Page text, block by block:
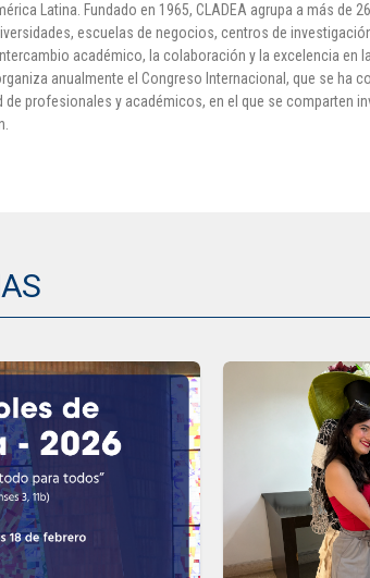
Latina. Fundado en 1965, CLADEA agrupa a más de
escuelas de negocios, centros de
académico, la colaboración y la excelencia en
anualmente el Congreso Internacional, que se ha
de profesionales y académicos, en el que se comparten